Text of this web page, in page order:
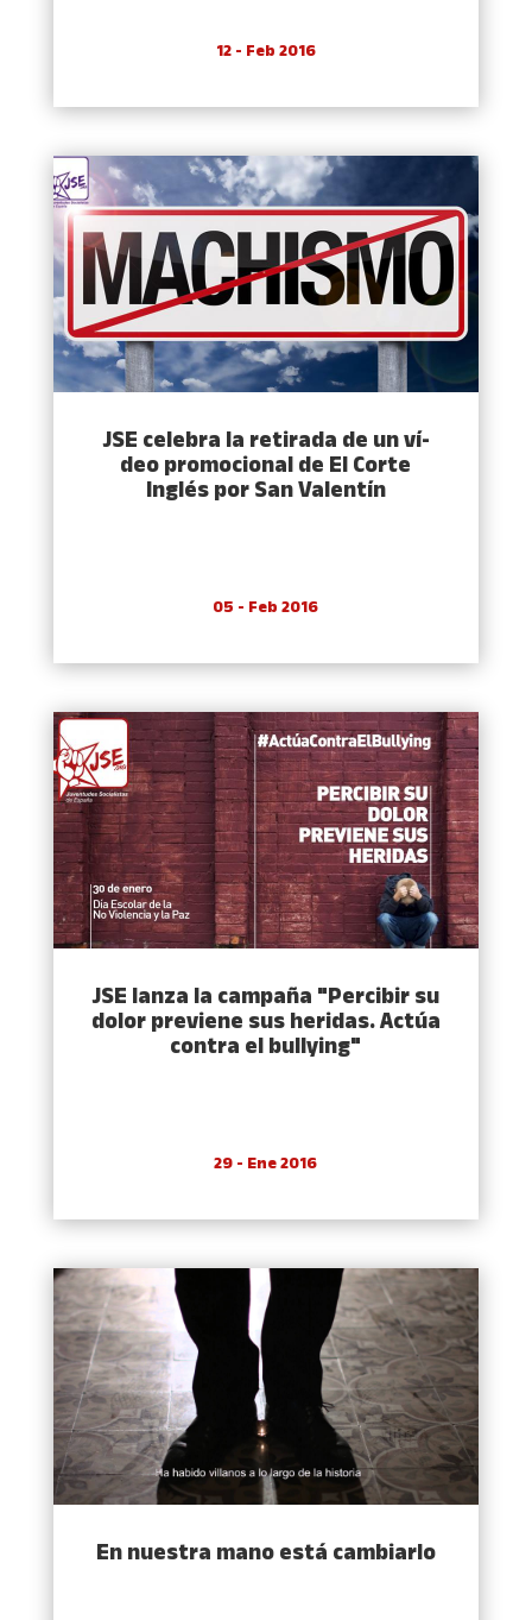
12 - Feb 2016
JSE celebra la retirada de un ví­
deo promocional de El Corte
Inglés por San Valentí­n
05 - Feb 2016
JSE lanza la campaña "Percibir su
dolor previene sus heridas. Actúa
contra el bullying"
29 - Ene 2016
En nuestra mano está cambiarlo